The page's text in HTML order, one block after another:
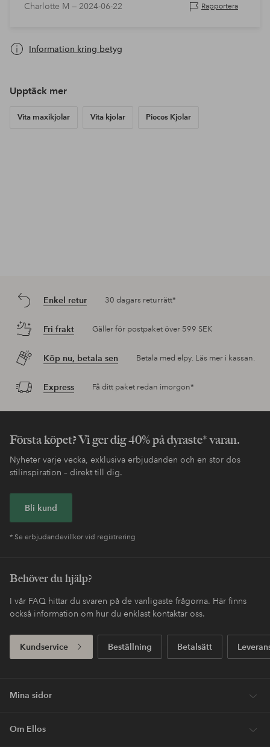
Charlotte M — 2024-06-22 Rapportera
Information kring betyg
Upptäck mer
Vita maxikjolar Vita kjolar Pieces Kjolar
Enkel retur 30 dagars returrätt*
Fri frakt Gäller för postpaket över 599 SEK
Köp nu, betala sen Betala med elpy. Läs mer i kassan.
Express Få ditt paket redan imorgon*
Första köpet? Vi ger dig 40% på dyraste* varan.
Nyheter varje vecka, exklusiva erbjudanden och en stor dos
stilinspiration – direkt till dig.
Bli kund
* Se erbjudandevillkor vid registrering
Behöver du hjälp?
I vår FAQ hittar du svaren på de vanligaste frågorna. Här finns
också information om hur du enklast kontaktar oss.
Kundservice Beställning Betalsätt
Mina sidor
Om Ellos